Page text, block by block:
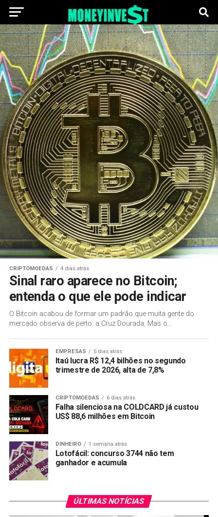
CRIPTOMOEDAS 4 dias atrás
Sinal raro aparece no Bitcoin;
entenda o que ele pode indicar
O Bitcoin acabou de formar um padrão que muita gente do
mercado observa de perto: a Cruz Dourada. Mas o...
EMPRESAS 5 dias atrás
Itaú lucra R$ 12,4 bilhões no segundo
trimestre de 2026, alta de 7,8%
CRIPTOMOEDAS 6 dias atrás
Falha silenciosa na COLDCARD já custou
US$ 88,6 milhões em Bitcoin
DINHEIRO 1 semana atrás
Lotofácil: concurso 3744 não tem
ganhador e acumula
ÚLTIMAS NOTÍCIAS